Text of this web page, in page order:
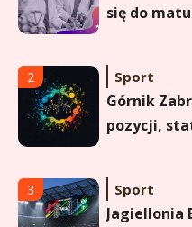
się do
maturzysty?
2 Sport
Górnik
pozycji,
3 Sport
Jagiellonia